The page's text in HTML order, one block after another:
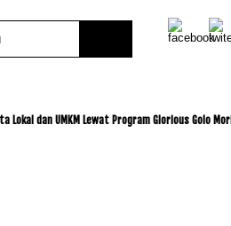
Lokal dan UMKM Lewat Program Glorious Golo Mori